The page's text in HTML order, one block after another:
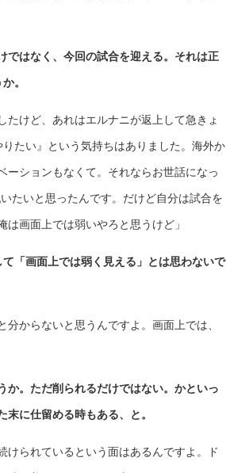
はなく、今回の試合を迎える。それは正
。
たけど、あれはエルナニが返上して急きょ
たい』という気持ちはありました。海外か
ーションもなくて。それならお世話になっ
たいと思ったんです。だけど自分は試合を
画面上では弱いやろと思うけど」
画面上では弱く見える」とは思わないで
分からないと思うんですよ。画面上では、
。ただ削られるだけではない。かといっ
に仕留める時もある、と。
けられているという面はあるんですよ。ド